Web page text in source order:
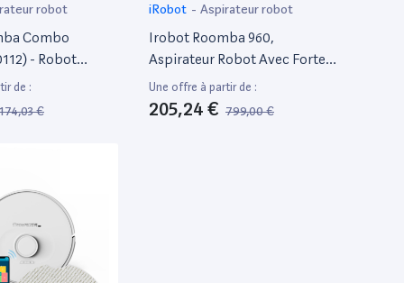
robot
Combo
- Robot
Connecté
-
En 4
Voix
de :
174,03 €
iRobot - Aspirateur robot
Irobot Roomba 960,
Aspirateur Robot Avec Forte
Puissance D'Aspiration, 2
Brosses Anti-Emmêlement,
Idéal Pour Animaux, Capteurs
Une offre à partir de :
205,24 € 799,00 €